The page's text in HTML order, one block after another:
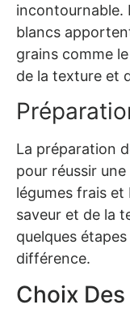
incontournable.
blancs
grains comme
de la texture et
La préparation
pour réussir
légumes frais et
saveur et de la
quelques
différence.
Choix